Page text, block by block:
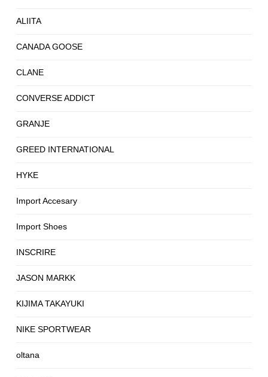
ALIITA
CANADA GOOSE
CLANE
CONVERSE ADDICT
GRANJE
GREED INTERNATIONAL
HYKE
Import Accesary
Import Shoes
INSCRIRE
JASON MARKK
KIJIMA TAKAYUKI
NIKE SPORTWEAR
oltana